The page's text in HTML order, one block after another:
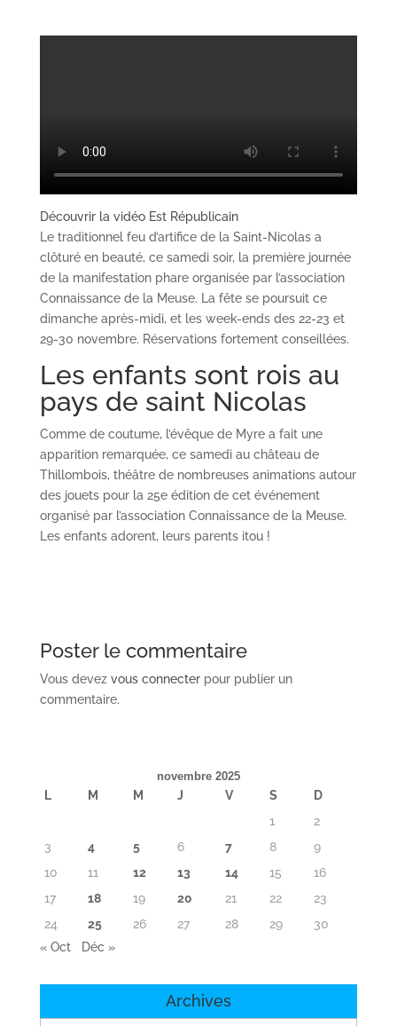
Découvrir la vidéo Est Républicain
Le traditionnel feu d’artifice de la Saint-Nicolas a
clôturé en beauté, ce samedi soir, la première journée
de la manifestation phare organisée par l’association
Connaissance de la Meuse. La fête se poursuit ce
dimanche après-midi, et les week-ends des 22-23 et
29-30 novembre. Réservations fortement conseillées.
Les enfants sont rois au
pays de saint Nicolas
Comme de coutume, l’évêque de Myre a fait une
apparition remarquée, ce samedi au château de
Thillombois, théâtre de nombreuses animations autour
des jouets pour la 25e édition de cet événement
organisé par l’association Connaissance de la Meuse.
Les enfants adorent, leurs parents itou !
Poster le commentaire
Vous devez vous connecterpour publier un
commentaire.
novembre 2025
L M M J V S
D
1
2
3
4 5 6 7 8
9
10
11 12 13 14 15
16
17
18 19 20 21 22
23
24
25 26 27 28 29
30
« Oct
Déc »
Archives